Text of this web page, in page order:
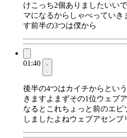
けこっち2個ありましたいい
マになるからしゃべっていき
す前半の3つは僕から
01:40
後半の4つはカイチからとい
きますよまずその1位ウェブ
なるとこれちょっと前のエ
しましたよねウェブアセンブ